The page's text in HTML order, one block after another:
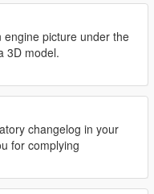
engine picture under the
3D model.
changelog in your
for complying